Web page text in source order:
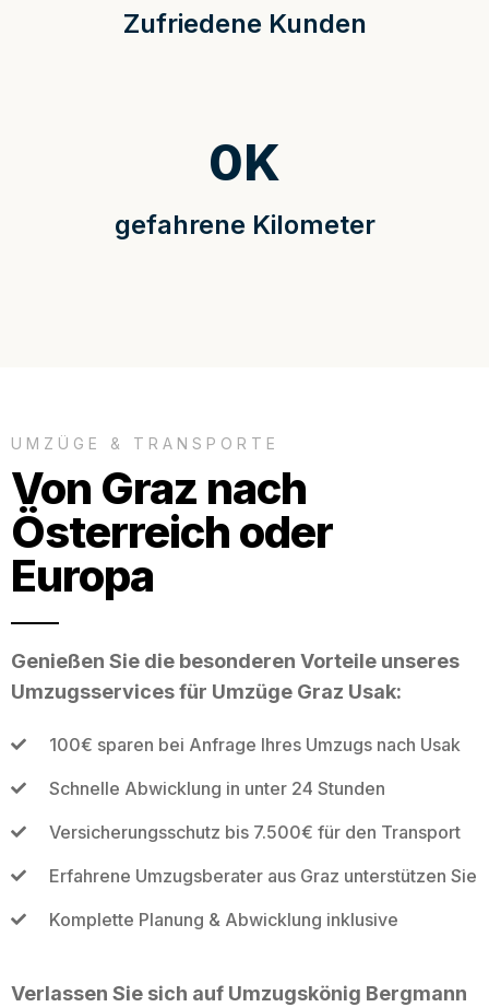
Zufriedene Kunden
gefahrene Kilometer
0K
UMZÜGE & TRANSPORTE
Von Graz nach
Österreich oder
Europa
Genießen Sie die besonderen Vorteile unseres
Umzugsservices für Umzüge Graz Usak:
100€ sparen bei Anfrage Ihres Umzugs nach Usak
Schnelle Abwicklung in unter 24 Stunden
Versicherungsschutz bis 7.500€ für den Transport
Erfahrene Umzugsberater aus Graz unterstützen Sie
Komplette Planung & Abwicklung inklusive
Verlassen Sie sich auf Umzugskönig Bergmann